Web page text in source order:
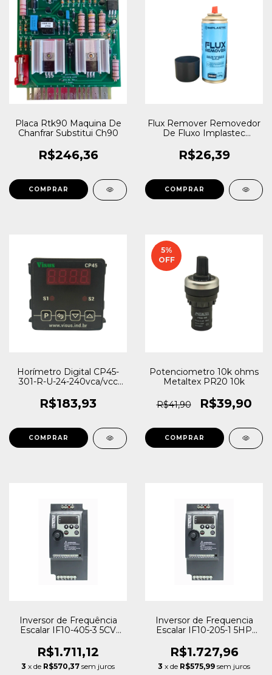
Placa Rtk90 Maquina De
Chanfrar Substitui Ch90
R$246,36
Flux Remover Removedor
De Fluxo Implastec
R$26,39
Horímetro Digital CP45-
301-R-U-24-240vca/vcc
R$183,93
5%
OFF
Potenciometro 10k ohms
Metaltex PR20 10k
R$41,90 R$39,90
Inversor de Frequência
Escalar IF10-405-3 5CV
R$1.711,12
3 x de R$570,37 sem juros
Inversor de Frequencia
Escalar IF10-205-1 5HP
R$1.727,96
3 x de R$575,99 sem juros